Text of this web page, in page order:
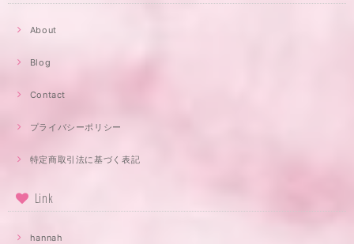
About
Blog
Contact
プライバシーポリシー
特定商取引法に基づく表記
Link
hannah